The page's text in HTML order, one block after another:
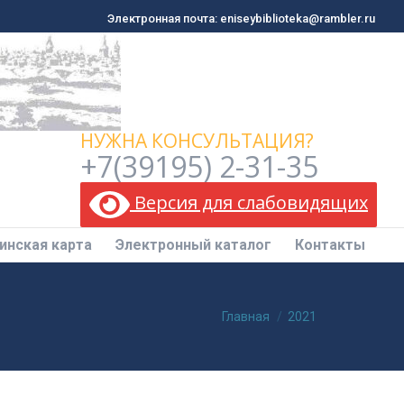
Электронная почта: eniseybiblioteka@rambler.ru
НУЖНА КОНСУЛЬТАЦИЯ?
+7(39195) 2-31-35
Версия для слабовидящих
карта Электронный каталог Контакты
Вы здесь:
Главная 2021
Электронная почта: eniseybiblioteka@rambler.ru
карта Электронный каталог